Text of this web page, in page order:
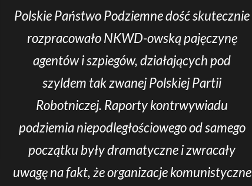
Polskie Państwo Podziemne dość skutecznie
rozpracowało NKWD-owską pajęczynę
agentów i szpiegów, działających pod
szyldem tak zwanej Polskiej Partii
Robotniczej. Raporty kontrwywiadu
podziemia niepodległościowego od samego
początku były dramatyczne i zwracały
uwagę na fakt, że organizacje komunistyczne